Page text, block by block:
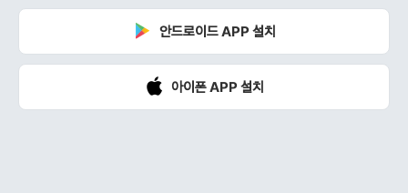
안드로이드 APP 설치
아이폰 APP 설치